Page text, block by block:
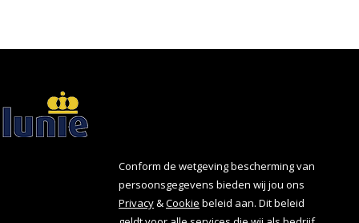
Conform de wetgeving bescherming van
persoonsgegevens bieden wij jou ons
Privacy&Cookie beleid aan. Dit beleid